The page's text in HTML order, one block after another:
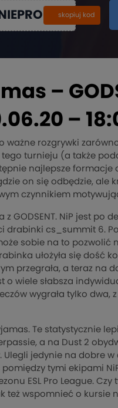
kopiuj
skopiuj kod
–
–
rozgrywki
turnieju (a także
najlepsze formacje
on się odbędzie, ale
czynnikiem
NiP jest po
drabinki cs_summit 6.
sobie na to pozwolić
ułożyła się dość
przegrała, a teraz na
wiele słabsza
wygrała tylko dwa,
Te statystycznie
a na Dust 2
Ulegli jedynie na dobre
tymi ekipami NiP
ESL Pro League.
też wspomnieć o kursie